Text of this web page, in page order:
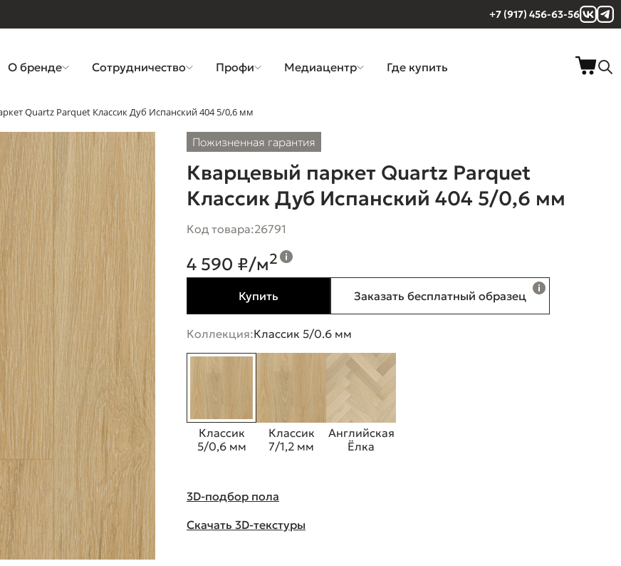
+7 (917) 456-63-56
О бренде Сотрудничество Профи Медиацентр Где купить
Quartz Parquet Классик Дуб Испанский 404 5/0,6 мм
Пожизненная гарантия
Кварцевый паркет Quartz Parquet
Классик Дуб Испанский 404 5/0,6 мм
Код товара:26791
4 590 ₽/м2
Купить Заказать бесплатный образец
Коллекция:Классик 5/0.6 мм
Классик
5/0,6 мм
Классик
7/1,2 мм
Английская
Ёлка
3D-подбор пола
Скачать 3D-текстуры